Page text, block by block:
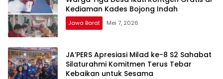
Kediaman Kades Bojong Indah
Jawa Barat Mei 7, 2026
JA’PERS Apresiasi Milad ke-8 S2 Sahabat
Silaturahmi Komitmen Terus Tebar
Kebaikan untuk Sesama